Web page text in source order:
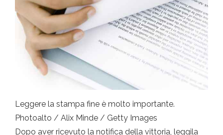
Leggere la stampa fine è molto importante.
Photoalto / Alix Minde / Getty Images
Dopo aver ricevuto la notifica della vittoria, leggila